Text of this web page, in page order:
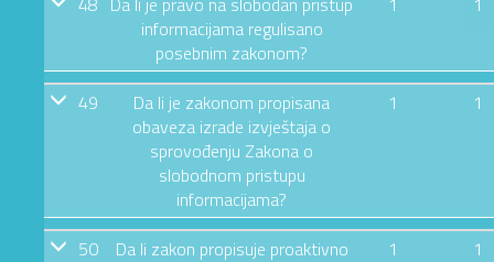
informacijama regulisano
posebnim zakonom?
49
Da li je zakonom propisana
obaveza izrade izvještaja o
sprovođenju Zakona o
slobodnom pristupu
informacijama?
1 1
50
Da li zakon propisuje proaktivno
1 1